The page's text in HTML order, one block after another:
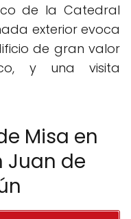
de la Catedral
exterior evoca
de gran valor
y una visita
Misa en
Juan de